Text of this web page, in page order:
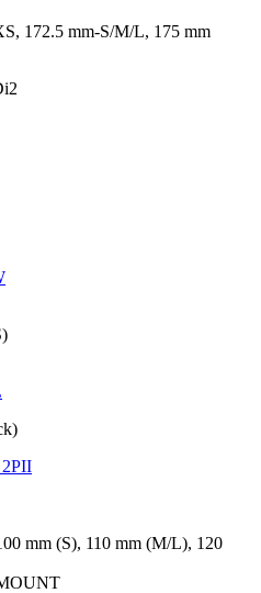
172.5 mm-S/M/L, 175 mm
mm (S), 110 mm (M/L), 120